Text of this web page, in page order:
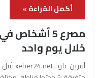
أكمل القراءة »
مصرع 5
خلال يوم واحد